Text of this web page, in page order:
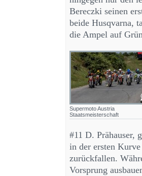
Bereczki seinen
beide Husqvarna,
die Ampel auf
Supermoto Austria
Staatsmeisterschaft
#11 D. Prähauser,
in der ersten
zurückfallen.
Vorsprung